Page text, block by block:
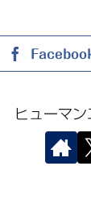
ヒューマ